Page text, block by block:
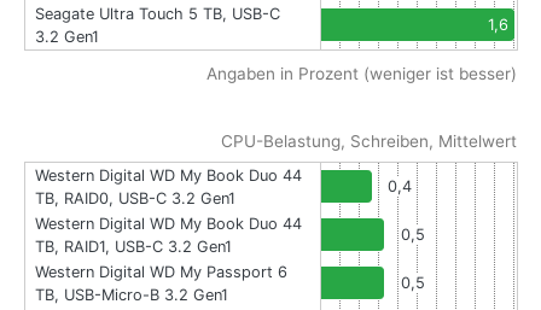
Seagate Ultra Touch 5 TB, USB-C
3.2 Gen1
1,6
Angaben in Prozent (weniger ist besser)
CPU-Belastung, Schreiben, Mittelwert
Western Digital WD My Book Duo 44
TB, RAID0, USB-C 3.2 Gen1
0,4
Western Digital WD My Book Duo 44
TB, RAID1, USB-C 3.2 Gen1
0,5
Western Digital WD My Passport 6
TB, USB-Micro-B 3.2 Gen1
0,5